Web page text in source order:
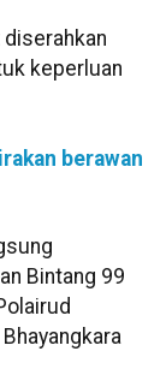
keperluan
berawan
Bintang 99